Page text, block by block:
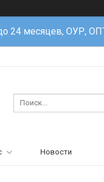
24 месяцев, ОУР,
Новости